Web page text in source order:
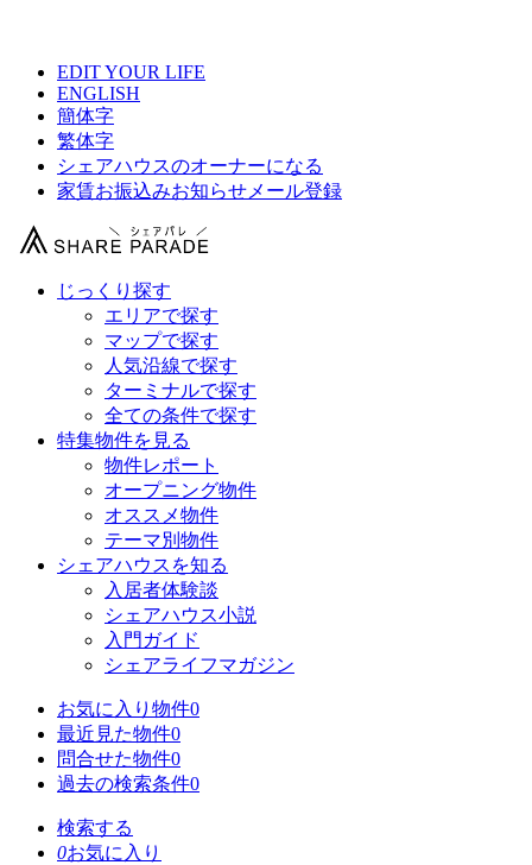
EDIT YOUR LIFE
ENGLISH
簡体字
繁体字
シェアハウスのオーナーになる
家賃お振込みお知らせメール登録
じっくり探す
エリアで探す
マップで探す
人気沿線で探す
ターミナルで探す
全ての条件で探す
特集物件を見る
物件レポート
オープニング物件
オススメ物件
テーマ別物件
シェアハウスを知る
入居者体験談
シェアハウス小説
入門ガイド
シェアライフマガジン
お気に入り物件0
最近見た物件0
問合せた物件0
過去の検索条件0
検索する
0お気に入り